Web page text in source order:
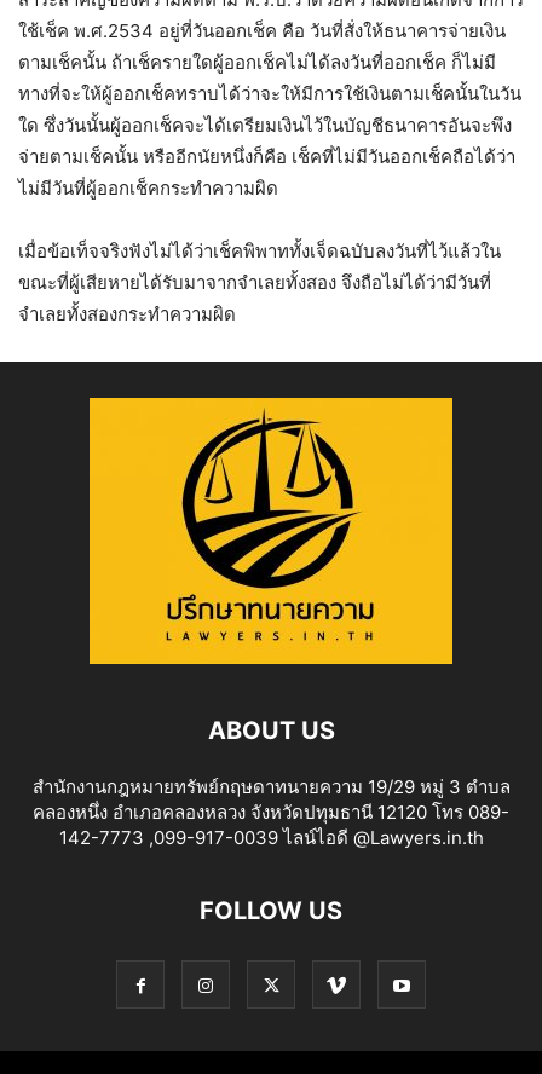
ใช้เช็ค พ.ศ.2534 อยู่ที่วันออกเช็ค คือ วันที่สั่งให้ธนาคารจ่ายเงิน
ตามเช็คนั้น ถ้าเช็ครายใดผู้ออกเช็คไม่ได้ลงวันที่ออกเช็ค ก็ไม่มี
ทางที่จะให้ผู้ออกเช็คทราบได้ว่าจะให้มีการใช้เงินตามเช็คนั้นในวัน
ใด ซึ่งวันนั้นผู้ออกเช็คจะได้เตรียมเงินไว้ในบัญชีธนาคารอันจะพึง
จ่ายตามเช็คนั้น หรืออีกนัยหนึ่งก็คือ เช็คที่ไม่มีวันออกเช็คถือได้ว่า
ไม่มีวันที่ผู้ออกเช็คกระทำความผิด
เมื่อข้อเท็จจริงฟังไม่ได้ว่าเช็คพิพาททั้งเจ็ดฉบับลงวันที่ไว้แล้วใน
ขณะที่ผู้เสียหายได้รับมาจากจำเลยทั้งสอง จึงถือไม่ได้ว่ามีวันที่
จำเลยทั้งสองกระทำความผิด
ABOUT US
สำนักงานกฎหมายทรัพย์กฤษดาทนายความ 19/29 หมู่ 3 ตำบล
คลองหนึ่ง อำเภอคลองหลวง จังหวัดปทุมธานี 12120 โทร 089-
142-7773 ,099-917-0039 ไลน์ไอดี @Lawyers.in.th
FOLLOW US